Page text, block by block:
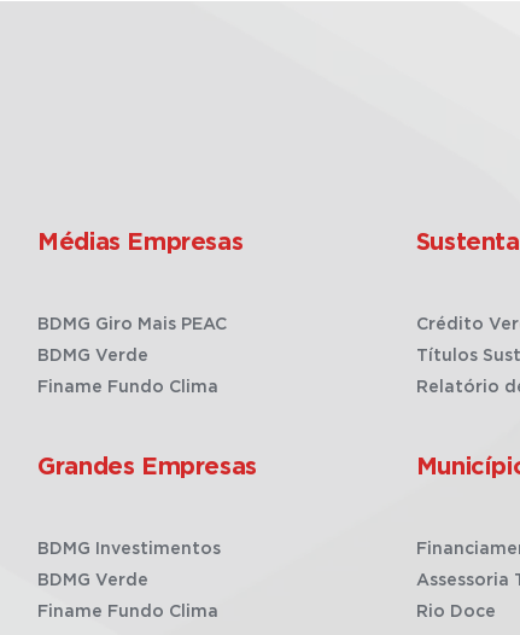
Médias Empresas
BDMG Giro Mais PEAC
BDMG Verde
Finame Fundo Clima
Grandes Empresas
BDMG Investimentos
BDMG Verde
Finame Fundo Clima
Crédito
Títulos
Relatório
Assessoria
Rio Doce